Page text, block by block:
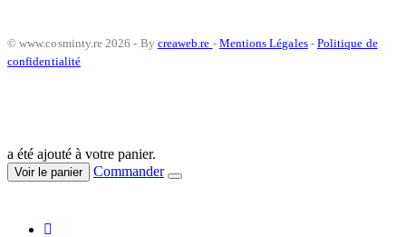
© www.cosminty.re 2026 - By creaweb.re - Mentions Légales- Politique de
confidentialité
a été ajouté à votre panier.
Voir le panier Commander